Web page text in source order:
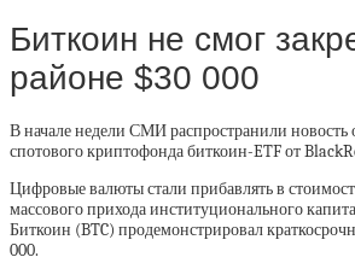
Биткоин не смог
районе $30 000
В начале недели СМИ распространили новость
спотового криптофонда биткоин-ETF от
Цифровые валюты стали прибавлять в
массового прихода институционального
Биткоин (BTC) продемонстрировал
000.